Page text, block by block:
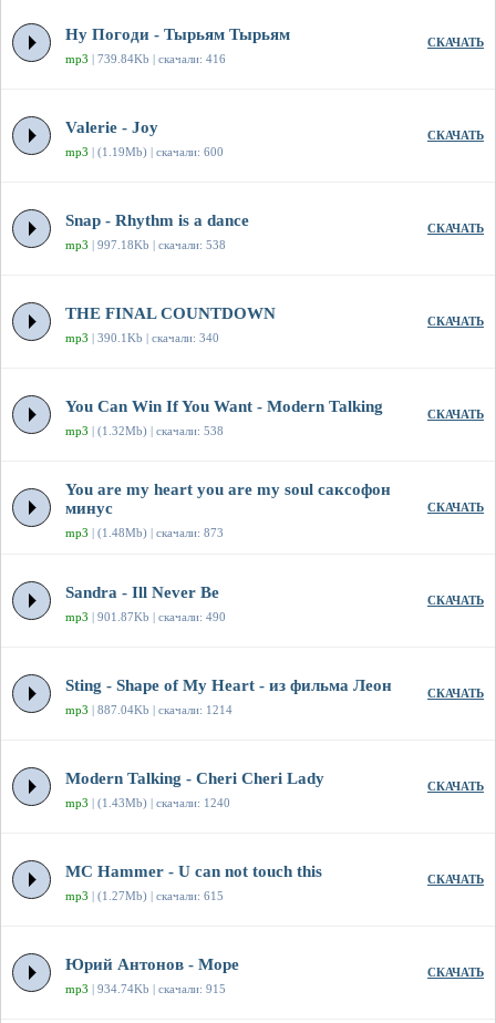
Ну Погоди - Тырьям Тырьям
mp3 | 739.84Kb | скачали: 416
СКАЧАТЬ
Valerie - Joy
mp3 | (1.19Mb) | скачали: 600
СКАЧАТЬ
Snap - Rhythm is a dance
mp3 | 997.18Kb | скачали: 538
СКАЧАТЬ
THE FINAL COUNTDOWN
mp3 | 390.1Kb | скачали: 340
СКАЧАТЬ
You Can Win If You Want - Modern Talking
mp3 | (1.32Mb) | скачали: 538
СКАЧАТЬ
You are my heart you are my soul саксофон
минус
mp3 | (1.48Mb) | скачали: 873
СКАЧАТЬ
Sandra - Ill Never Be
mp3 | 901.87Kb | скачали: 490
СКАЧАТЬ
Sting - Shape of My Heart - из фильма Леон
mp3 | 887.04Kb | скачали: 1214
СКАЧАТЬ
Modern Talking - Cheri Cheri Lady
mp3 | (1.43Mb) | скачали: 1240
СКАЧАТЬ
MC Hammer - U can not touch this
mp3 | (1.27Mb) | скачали: 615
СКАЧАТЬ
Юрий Антонов - Море
mp3 | 934.74Kb | скачали: 915
СКАЧАТЬ